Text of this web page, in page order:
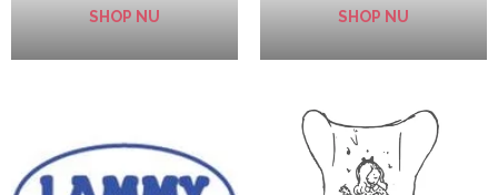
SHOP NU
SHOP NU